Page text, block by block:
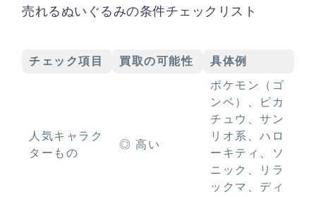
売れるぬいぐるみの条件チェックリスト
チェック項目 買取の可能性 具体例
人気キャラク
ターもの
◎ 高い
ポケモン（ゴ
ンベ）、ピカ
チュウ、サン
リオ系、ハロ
ーキティ、ソ
ニック、リラ
ックマ、ディ